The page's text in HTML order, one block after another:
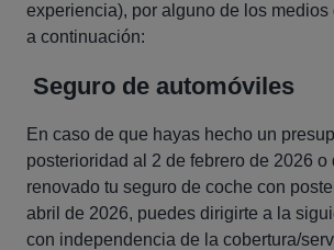
experiencia), por alguno de los
a continuación:
Seguro de automóviles
En caso de que hayas hecho un
posterioridad al 2 de febrero de 2026 o
renovado tu seguro de coche con
abril de 2026, puedes dirigirte a la
con independencia de la cobertura/